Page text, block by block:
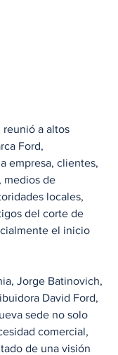
reunió a altos
Ford,
empresa, clientes,
medios de
locales,
del corte de
el inicio
Jorge Batinovich,
David Ford,
sede no solo
comercial,
de una visión